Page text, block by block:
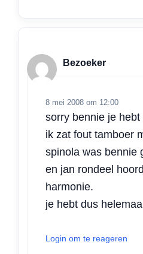
Bezoeker
8 mei 2008 om 12:00
sorry bennie je
ik zat fout tamboer
spinola was bennie
en jan rondeel
harmonie.
je hebt dus
Login om te reageren